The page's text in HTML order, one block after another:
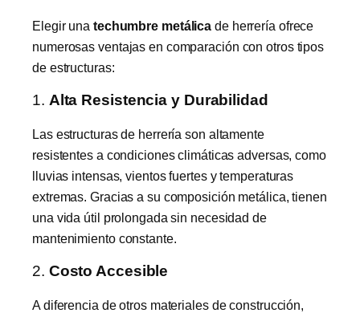
Elegir una techumbre metálica de herrería ofrece
numerosas ventajas en comparación con otros tipos
de estructuras:
1. Alta Resistencia y Durabilidad
Las estructuras de herrería son altamente
resistentes a condiciones climáticas adversas, como
lluvias intensas, vientos fuertes y temperaturas
extremas. Gracias a su composición metálica, tienen
una vida útil prolongada sin necesidad de
mantenimiento constante.
2. Costo Accesible
A diferencia de otros materiales de construcción,